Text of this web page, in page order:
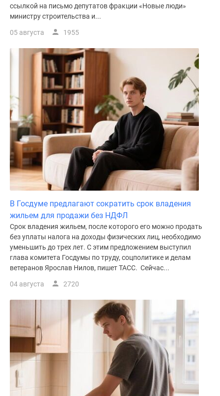
ссылкой на письмо депутатов фракции «Новые люди»
министру строительства и...
05 августа 1955
В Госдуме предлагают сократить срок владения
жильем для продажи без НДФЛ
Срок владения жильем, после которого его можно продать
без уплаты налога на доходы физических лиц, необходимо
уменьшить до трех лет. С этим предложением выступил
глава комитета Госдумы по труду, соцполитике и делам
ветеранов Ярослав Нилов, пишет ТАСС. Сейчас...
04 августа 2720